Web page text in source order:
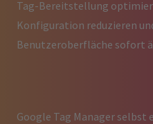
Tag-Bereitstellung
Konfiguration reduzieren
Benutzeroberfläche sofort
Google Tag Manager